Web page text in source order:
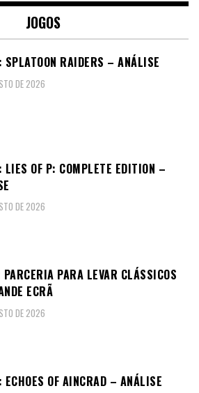
JOGOS
SPLATOON RAIDERS – ANÁLISE
DE 2026
LIES OF P: COMPLETE EDITION –
DE 2026
PARA LEVAR CLÁSSICOS
ECRÃ
DE 2026
ECHOES OF AINCRAD – ANÁLISE